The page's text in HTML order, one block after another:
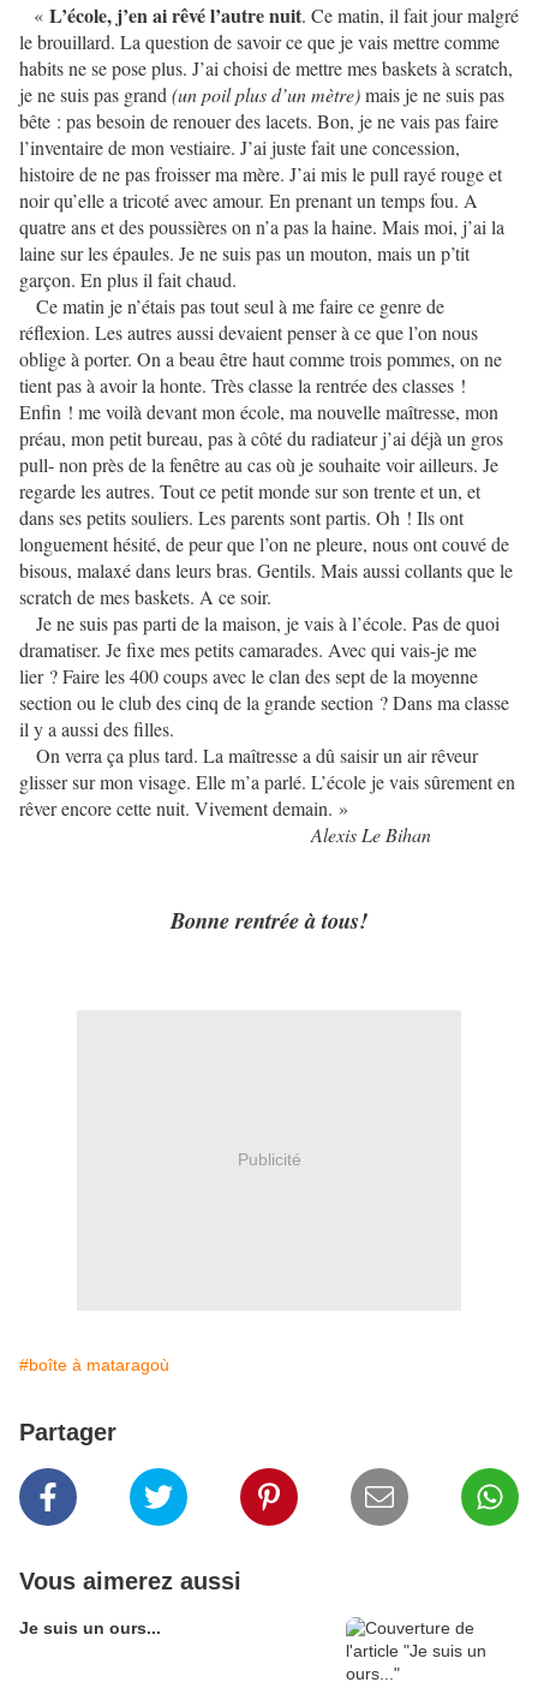
« L’école, j’en ai rêvé l’autre nuit. Ce matin, il fait jour malgré
le brouillard. La question de savoir ce que je vais mettre comme
habits ne se pose plus. J’ai choisi de mettre mes baskets à scratch,
je ne suis pas grand (un poil plus d’un mètre)mais je ne suis pas
bête : pas besoin de renouer des lacets. Bon, je ne vais pas faire
l’inventaire de mon vestiaire. J’ai juste fait une concession,
histoire de ne pas froisser ma mère. J’ai mis le pull rayé rouge et
noir qu’elle a tricoté avec amour. En prenant un temps fou. A
quatre ans et des poussières on n’a pas la haine. Mais moi, j’ai la
laine sur les épaules. Je ne suis pas un mouton, mais un p’tit
garçon. En plus il fait chaud.
Ce matin je n’étais pas tout seul à me faire ce genre de
réflexion. Les autres aussi devaient penser à ce que l’on nous
oblige à porter. On a beau être haut comme trois pommes, on ne
tient pas à avoir la honte. Très classe la rentrée des classes !
Enfin ! me voilà devant mon école, ma nouvelle maîtresse, mon
préau, mon petit bureau, pas à côté du radiateur j’ai déjà un gros
pull- non près de la fenêtre au cas où je souhaite voir ailleurs. Je
regarde les autres. Tout ce petit monde sur son trente et un, et
dans ses petits souliers. Les parents sont partis. Oh ! Ils ont
longuement hésité, de peur que l’on ne pleure, nous ont couvé de
bisous, malaxé dans leurs bras. Gentils. Mais aussi collants que le
scratch de mes baskets. A ce soir.
Je ne suis pas parti de la maison, je vais à l’école. Pas de quoi
dramatiser. Je fixe mes petits camarades. Avec qui vais-je me
lier ? Faire les 400 coups avec le clan des sept de la moyenne
section ou le club des cinq de la grande section ? Dans ma classe
il y a aussi des filles.
On verra ça plus tard. La maîtresse a dû saisir un air rêveur
glisser sur mon visage. Elle m’a parlé. L’école je vais sûrement en
rêver encore cette nuit. Vivement demain. »
Alexis Le Bihan
Bonne rentrée à tous!
Publicité
#boîte à mataragoù
Partager
Vous aimerez aussi
Je suis un ours...